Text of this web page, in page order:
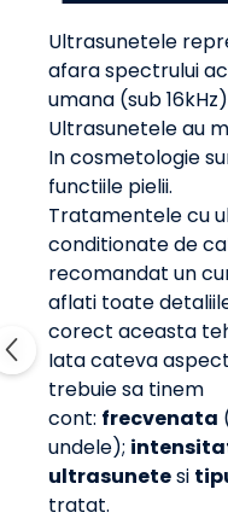
Ultrasunetele
afara spectrului
umana (sub
Ultrasunetele au
In cosmetologie
functiile pielii.
Tratamentele cu
conditionate de
recomandat un
aflati toate
corect aceasta
Iata cateva
trebuie sa tinem
cont: frecvenata
undele);
ultrasunetesi
tratat.